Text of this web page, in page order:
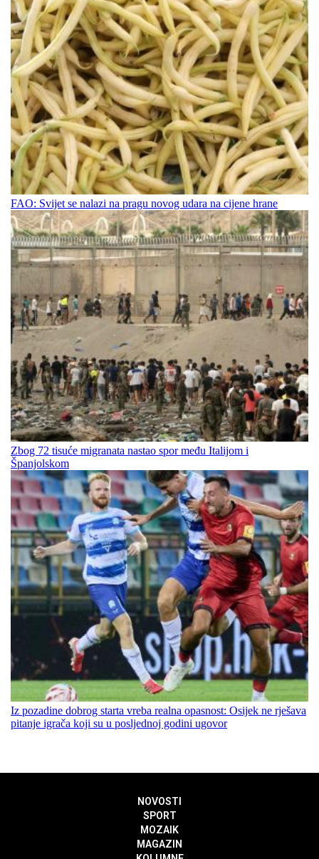
FAO: Svijet se nalazi na pragu novog udara na cijene hrane
Zbog 72 tisuće migranata nastao spor među Italijom i
Španjolskom
Iz pozadine dobrog starta vreba realna opasnost: Osijek ne rješava
pitanje igrača koji su u posljednoj godini ugovor
NOVOSTI
SPORT
MOZAIK
MAGAZIN